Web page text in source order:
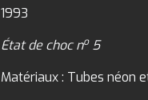
1993
État de choc no5
Matériaux : Tubes néon